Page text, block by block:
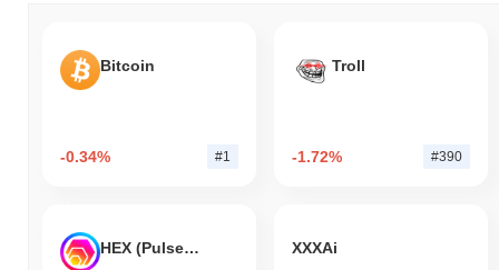
Bitcoin
-0.34% #1
Troll
-1.72% #390
HEX (Pulsechain) XXXAi